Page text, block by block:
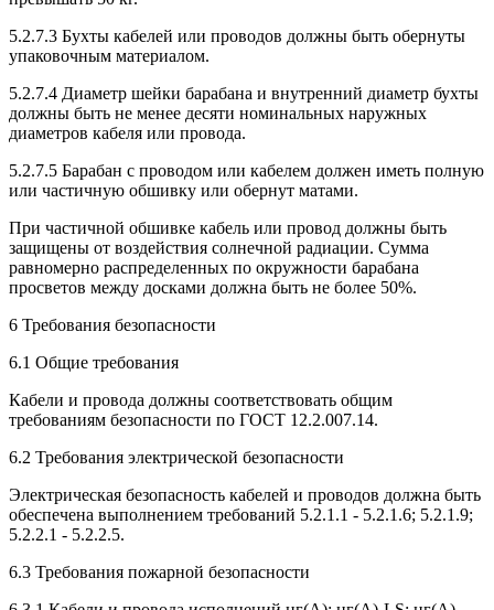
5.2.7.3 Бухты кабелей или проводов должны быть обернуты
упаковочным материалом.
5.2.7.4 Диаметр шейки барабана и внутренний диаметр бухты
должны быть не менее десяти номинальных наружных
диаметров кабеля или провода.
5.2.7.5 Барабан с проводом или кабелем должен иметь полную
или частичную обшивку или обернут матами.
При частичной обшивке кабель или провод должны быть
защищены от воздействия солнечной радиации. Сумма
равномерно распределенных по окружности барабана
просветов между досками должна быть не более 50%.
6 Требования безопасности
6.1 Общие требования
Кабели и провода должны соответствовать общим
требованиям безопасности по ГОСТ 12.2.007.14.
6.2 Требования электрической безопасности
Электрическая безопасность кабелей и проводов должна быть
обеспечена выполнением требований 5.2.1.1 - 5.2.1.6; 5.2.1.9;
5.2.2.1 - 5.2.2.5.
6.3 Требования пожарной безопасности